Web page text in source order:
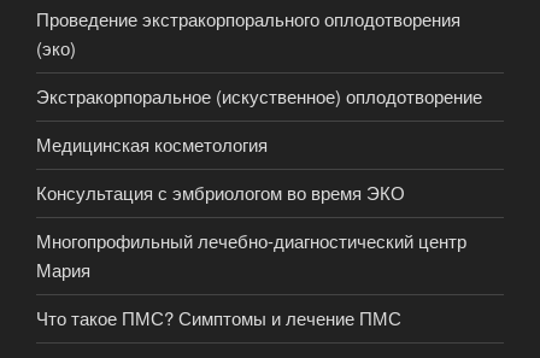
Проведение экстракорпорального оплодотворения
(эко)
Экстракорпоральное (искуственное) оплодотворение
Медицинская косметология
Консультация с эмбриологом во время ЭКО
Многопрофильный лечебно-диагностический центр
Мария
Что такое ПМС? Симптомы и лечение ПМС